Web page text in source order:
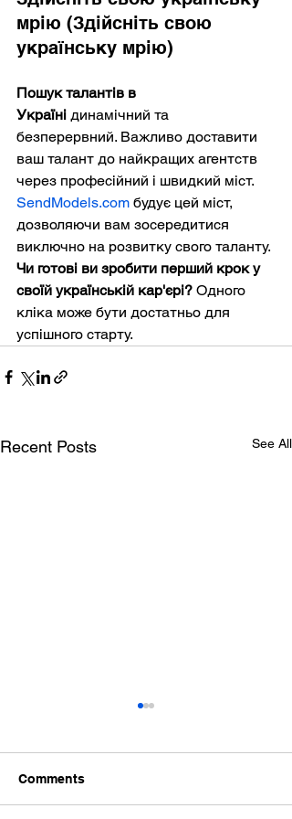
мрію (Здійсніть свою
українську мрію)
Пошук талантів в
Україні динамічний та
безперервний. Важливо доставити
ваш талант до найкращих агентств
через професійний і швидкий міст.
SendModels.com будує цей міст,
дозволяючи вам зосередитися
виключно на розвитку свого таланту.
Чи готові ви зробити перший крок у
своїй українській кар'єрі? Одного
кліка може бути достатньо для
успішного старту.
Recent Posts See All
Comments